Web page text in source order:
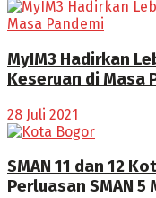
MyIM3 Hadirkan
Keseruan di Masa
28 Juli 2021
SMAN 11 dan 12
Perluasan SMAN 5